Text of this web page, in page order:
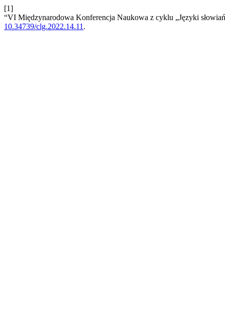
[1]
“VI Międzynarodowa Konferencja Naukowa z cyklu „Języki
10.34739/clg.2022.14.11 .